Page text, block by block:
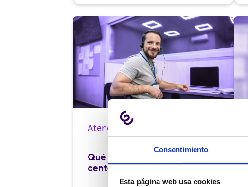
Consentimiento
Esta página web usa cookies
Atención al cliente |
Qué es el FCR en un contact
center y cómo mejorarlo